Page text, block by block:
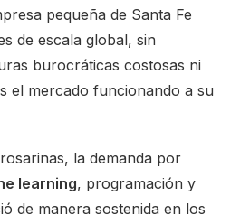
pequeña de Santa Fe
de escala global, sin
burocráticas costosas ni
el mercado funcionando a su
la demanda por
learning, programación y
de manera sostenida en los